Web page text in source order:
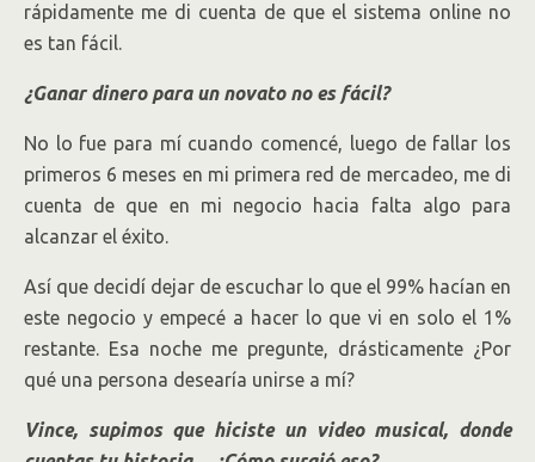
rápidamente me di cuenta de que el sistema online no
es tan fácil.
¿Ganar dinero para un novato no es fácil?
No lo fue para mí cuando comencé, luego de fallar los
primeros 6 meses en mi primera red de mercadeo, me di
cuenta de que en mi negocio hacia falta algo para
alcanzar el éxito.
Así que decidí dejar de escuchar lo que el 99% hacían en
este negocio y empecé a hacer lo que vi en solo el 1%
restante. Esa noche me pregunte, drásticamente ¿Por
qué una persona desearía unirse a mí?
Vince, supimos que hiciste un video musical, donde